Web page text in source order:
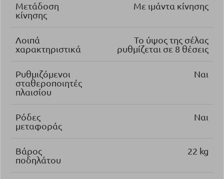
Μετάδοση
κίνησης
Με ιμάντα κίνησης
Λοιπά
χαρακτηριστικά
Το ύψος της σέλας
ρυθμίζεται σε 8 θέσεις
Ρυθμιζόμενοι
σταθεροποιητές
πλαισίου
Ναι
Ρόδες
μεταφοράς
Ναι
Βάρος
ποδηλάτου
22 kg